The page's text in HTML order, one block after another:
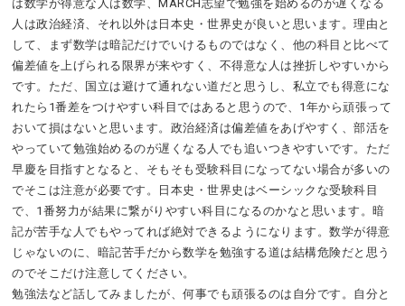
は数学が得意な人は数学、MARCH志望で勉強を始めるのが遅くなる
人は政治経済、それ以外は日本史・世界史が良いと思います。理由と
して、まず数学は暗記だけでいけるものではなく、他の科目と比べて
偏差値を上げられる限界が来やすく、不得意な人は挫折しやすいから
です。ただ、国立は避けて通れない道だと思うし、私立でも得意にな
れたら1番差をつけやすい科目ではあると思うので、1年から頑張って
おいて損はないと思います。政治経済は偏差値をあげやすく、部活を
やっていて勉強始めるのが遅くなる人でも追いつきやすいです。ただ
早慶を目指すとなると、そもそも受験科目になってない場合が多いの
でそこは注意が必要です。日本史・世界史はベーシックな受験科目
で、1番努力が結果に繋がりやすい科目になるのかなと思います。暗
記が苦手な人でもやってれば絶対できるようになります。数学が得意
じゃないのに、暗記苦手だから数学を勉強する道は結構危険だと思う
のでそこだけ注意してください。
勉強法など話してみましたが、何事でも頑張るのは自分です。自分と